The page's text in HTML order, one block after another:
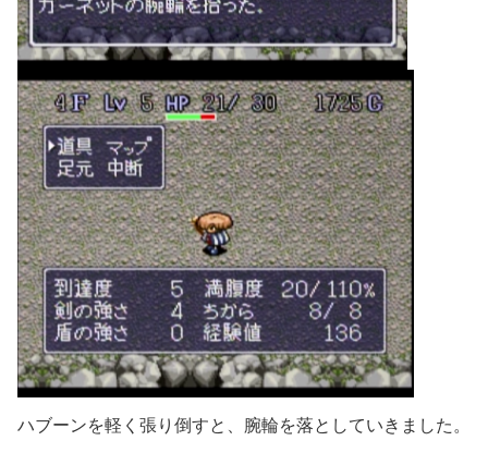
ハブーンを軽く張り倒すと、腕輪を落としていきました。